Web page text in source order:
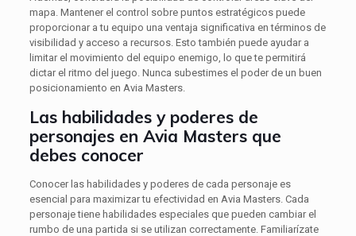
mapa. Mantener el control sobre puntos estratégicos puede
proporcionar a tu equipo una ventaja significativa en términos de
visibilidad y acceso a recursos. Esto también puede ayudar a
limitar el movimiento del equipo enemigo, lo que te permitirá
dictar el ritmo del juego. Nunca subestimes el poder de un buen
posicionamiento en Avia Masters.
Las habilidades y poderes de
personajes en Avia Masters que
debes conocer
Conocer las habilidades y poderes de cada personaje es
esencial para maximizar tu efectividad en Avia Masters. Cada
personaje tiene habilidades especiales que pueden cambiar el
rumbo de una partida si se utilizan correctamente. Familiarízate